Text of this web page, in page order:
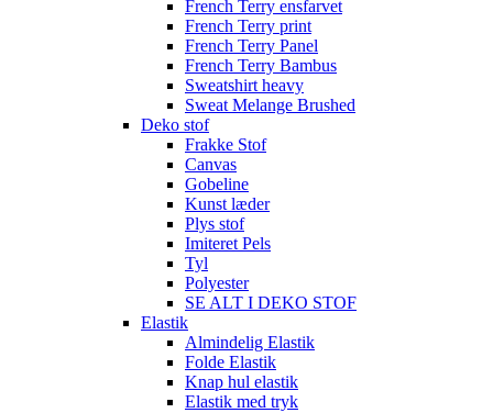
French Terry ensfarvet
French Terry print
French Terry Panel
French Terry Bambus
Sweatshirt heavy
Sweat Melange Brushed
Deko stof
Frakke Stof
Canvas
Gobeline
Kunst læder
Plys stof
Imiteret Pels
Tyl
Polyester
SE ALT I DEKO STOF
Elastik
Almindelig Elastik
Folde Elastik
Knap hul elastik
Elastik med tryk